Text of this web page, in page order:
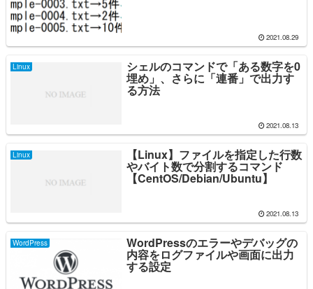
2021.08.29
Linux シェルのコマンドで「ある数字を0
埋め」、さらに「連番」で出力す
る方法
2021.08.13
Linux 【Linux】ファイルを指定した行数
やバイト数で分割するコマンド
【CentOS/Debian/Ubuntu】
2021.08.13
WordPress WordPressのエラーやデバッグの
内容をログファイルや画面に出力
する設定